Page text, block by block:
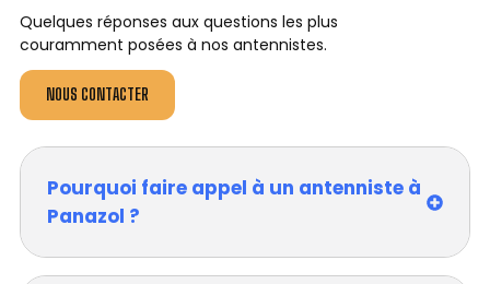
Quelques réponses aux questions les plus
couramment posées à nos antennistes.
NOUS CONTACTER
Pourquoi faire appel à un antenniste à
Panazol ?